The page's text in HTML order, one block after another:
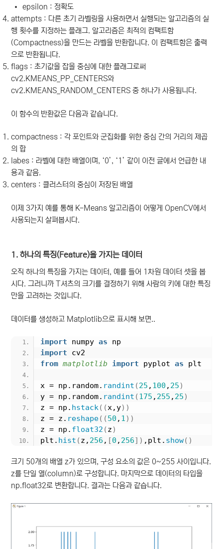
epsilon : 정확도
attempts : 다른 초기 라벨링을 사용하면서 실행되는 알고리즘의 실
행 횟수를 지정하는 플래그. 알고리즘은 최적의 컴팩트함
(Compactness)을 만드는 라벨을 반환합니다. 이 컴팩트함은 출력
으로 반환됩니다.
flags :초기값을 잡을 중심에 대한 플래그로써
cv2.KMEANS_PP_CENTERS와
cv2.KMEANS_RANDOM_CENTERS 중 하나가 사용됩니다.
이 함수의 반환값은 다음과 같습니다.
compactness :각 포인트와 군집화를 위한 중심 간의 거리의 제곱
의 합
labes : 라벨에 대한 배열이며, ‘0’, ‘1’ 같이 이전 글에서 언급한 내
용과 같음.
centers :클러스터의 중심이 저장된 배열
이제 3가지 예를 통해 K-Means 알고리즘이 어떻게 OpenCV에서
사용되는지 살펴봅시다.
1. 하나의 특징(Feature)을 가지는 데이터
오직 하나의 특징을 가지는 데이터, 예를 들어 1차원 데이터 셋을 봅
시다. 그러니까 T셔츠의 크기를 결정하기 위해 사람의 키에 대한 특징
만을 고려하는 것입니다.
데이터를 생성하고 Matplotlib으로 표시해 보면..
import numpy as np
import cv2
from matplotlib import pyplot as plt
x = np.random. randint (25 , 100 , 25)
y = np.random. randint (175 , 255 , 25)
z = np. hstack((x,y))
z = z. reshape((50 , 1))
z = np. float32 (z)
plt. hist (z, 256 , [0 , 256]) ,plt. show()
크기 50개의 배열 z가 있으며, 구성 요소의 값은 0~255 사이입니다.
z를 단일 열(column)로 구성합니다. 마지막으로 데이터의 타입을
np.float32로 변환합니다. 결과는 다음과 같습니다.